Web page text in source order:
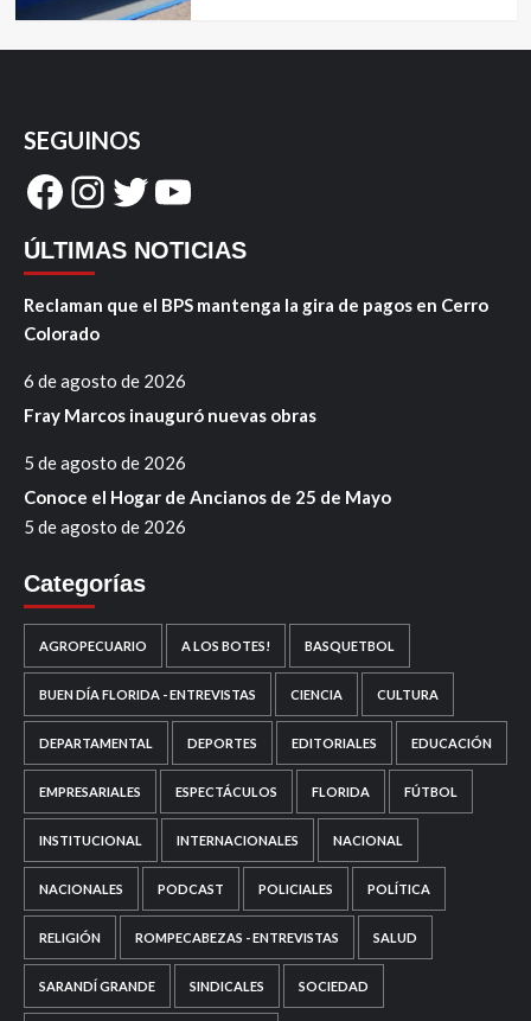
SEGUINOS
Facebook
Instagram
Twitter
YouTube
ÚLTIMAS NOTICIAS
Reclaman que el BPS mantenga la gira de pagos en Cerro
Colorado
6 de agosto de 2026
Fray Marcos inauguró nuevas obras
5 de agosto de 2026
Conoce el Hogar de Ancianos de 25 de Mayo
5 de agosto de 2026
Categorías
AGROPECUARIO A LOS BOTES! BASQUETBOL
BUEN DÍA FLORIDA - ENTREVISTAS CIENCIA CULTURA
DEPARTAMENTAL DEPORTES EDITORIALES EDUCACIÓN
EMPRESARIALES ESPECTÁCULOS FLORIDA FÚTBOL
INSTITUCIONAL INTERNACIONALES NACIONAL
NACIONALES PODCAST POLICIALES POLÍTICA
RELIGIÓN ROMPECABEZAS - ENTREVISTAS SALUD
SARANDÍ GRANDE SINDICALES SOCIEDAD